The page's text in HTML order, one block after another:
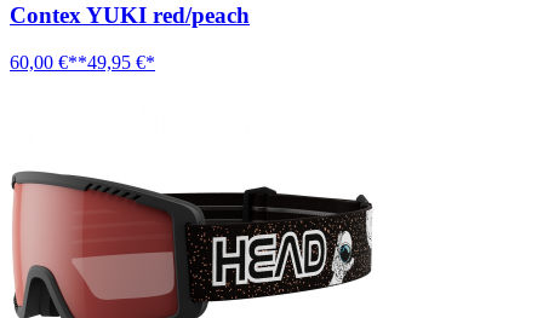
Contex YUKI red/peach
60,00 €**49,95 €*